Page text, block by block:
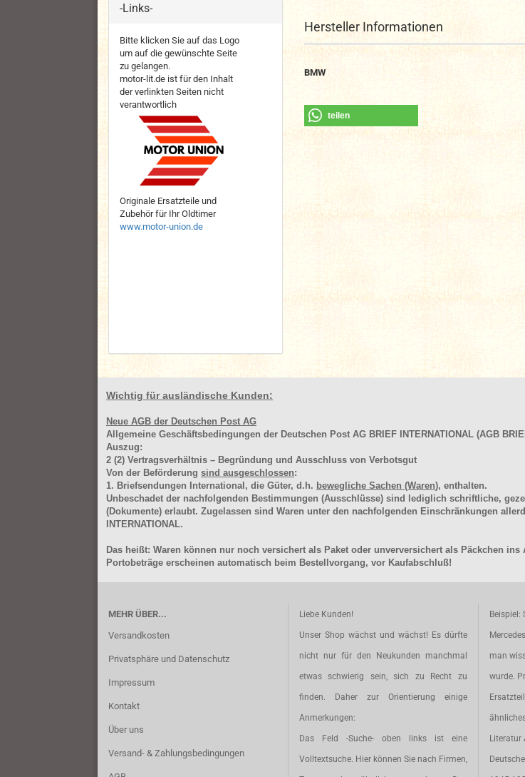
Hersteller Informationen
BMW
teilen
-Links-
Bitte klicken Sie auf das Logo
um auf die gewünschte Seite
zu gelangen.
motor-lit.de ist für den Inhalt
der verlinkten Seiten nicht
verantwortlich
Originale Ersatzteile und
Zubehör für Ihr Oldtimer
www.motor-union.de
Wichtig für ausländische Kunden:
Neue AGB der Deutschen Post AG
Allgemeine Geschäftsbedingungen der Deutschen Post AG BRIEF INTERNATIONAL (AGB
Auszug:
2 (2) Vertragsverhältnis – Begründung und Ausschluss von Verbotsgut
Von der Beförderung sind ausgeschlossen:
1. Briefsendungen International, die Güter, d.h. bewegliche Sachen (Waren), enthalten.
Unbeschadet der nachfolgenden Bestimmungen (Ausschlüsse) sind lediglich schriftliche,
(Dokumente) erlaubt. Zugelassen sind Waren unter den nachfolgenden Einschränkungen
INTERNATIONAL.
Das heißt: Waren können nur noch versichert als Paket oder unverversichert als Päckchen ins
Portobeträge erscheinen automatisch beim Bestellvorgang, vor Kaufabschluß!
MEHR ÜBER...
Versandkosten
Privatsphäre und Datenschutz
Impressum
Kontakt
Über uns
Versand- & Zahlungsbedingungen
Liebe Kunden!
Unser Shop wächst und wächst! Es dürfte
nicht nur für den Neukunden manchmal
etwas schwierig sein, sich zu Recht zu
finden. Daher zur Orientierung einige
Anmerkungen:
Das Feld -Suche- oben links ist eine
Volltextsuche. Hier können Sie nach Firmen,
Beispiel:
man
wurde.
Literatur